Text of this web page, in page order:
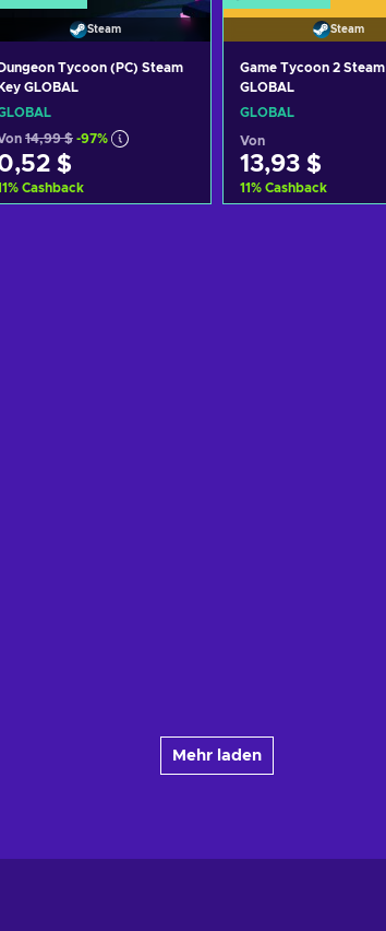
Steam
Dungeon Tycoon (PC) Steam
Key GLOBAL
14,99 $ -97%
$
% Cashback
Steam
Game Tycoon 2
GLOBAL
GLOBAL
Von
13,93 $
11% Cashback
Mehr laden